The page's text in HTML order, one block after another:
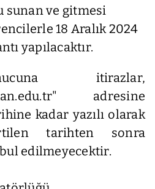
sunan ve gitmesi
18 Aralık 2024
yapılacaktır.
itirazlar,
adresine
kadar yazılı olarak
tarihten sonra
edilmeyecektir.